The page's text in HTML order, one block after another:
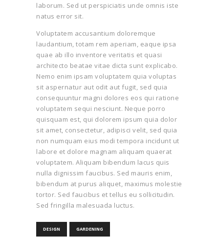
laborum. Sed ut perspiciatis unde omnis iste
natus error sit.
Voluptatem accusantium doloremque
laudantium, totam rem aperiam, eaque ipsa
quae ab illo inventore veritatis et quasi
architecto beatae vitae dicta sunt explicabo.
Nemo enim ipsam voluptatem quia voluptas
sit aspernatur aut odit aut fugit, sed quia
consequuntur magni dolores eos qui ratione
voluptatem sequi nesciunt. Neque porro
quisquam est, qui dolorem ipsum quia dolor
sit amet, consectetur, adipisci velit, sed quia
non numquam eius modi tempora incidunt ut
labore et dolore magnam aliquam quaerat
voluptatem. Aliquam bibendum lacus quis
nulla dignissim faucibus. Sed mauris enim,
bibendum at purus aliquet, maximus molestie
tortor. Sed faucibus et tellus eu sollicitudin.
Sed fringilla malesuada luctus.
DESIGN GARDENING